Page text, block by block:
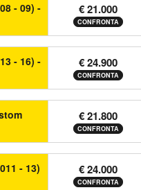
- 09) -
€ 21.000
CONFRONTA
- 16) -
€ 24.900
CONFRONTA
€ 21.800
CONFRONTA
- 13)
€ 24.000
CONFRONTA